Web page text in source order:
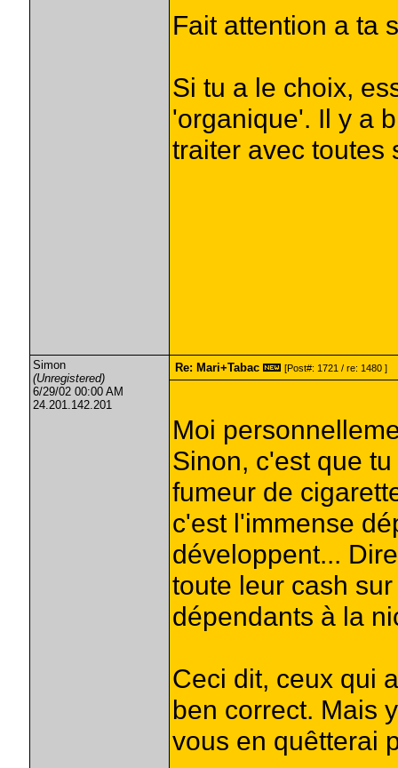
Fait attention a ta
Si tu a le choix,
'organique'. Il y a
traiter avec toutes
Simon
(Unregistered)
6/29/02 00:00 AM
24.201.142.201
Re: Mari+Tabac [Post#: 1721 / re: 1480 ]
Moi
Sinon, c'est que
fumeur de
c'est l'immense
développent...
toute leur cash
dépendants à la
Ceci dit, ceux qui
ben correct. Mais
vous en quêtterai